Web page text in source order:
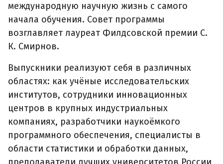
международную научную жизнь с самого
начала обучения. Совет программы
возглавляет лауреат Филдсовской премии С.
К. Смирнов.
Выпускники реализуют себя в различных
областях: как учёные исследовательских
институтов, сотрудники инновационных
центров в крупных индустриальных
компаниях, разработчики наукоёмкого
программного обеспечения, специалисты в
области статистики и обработки данных,